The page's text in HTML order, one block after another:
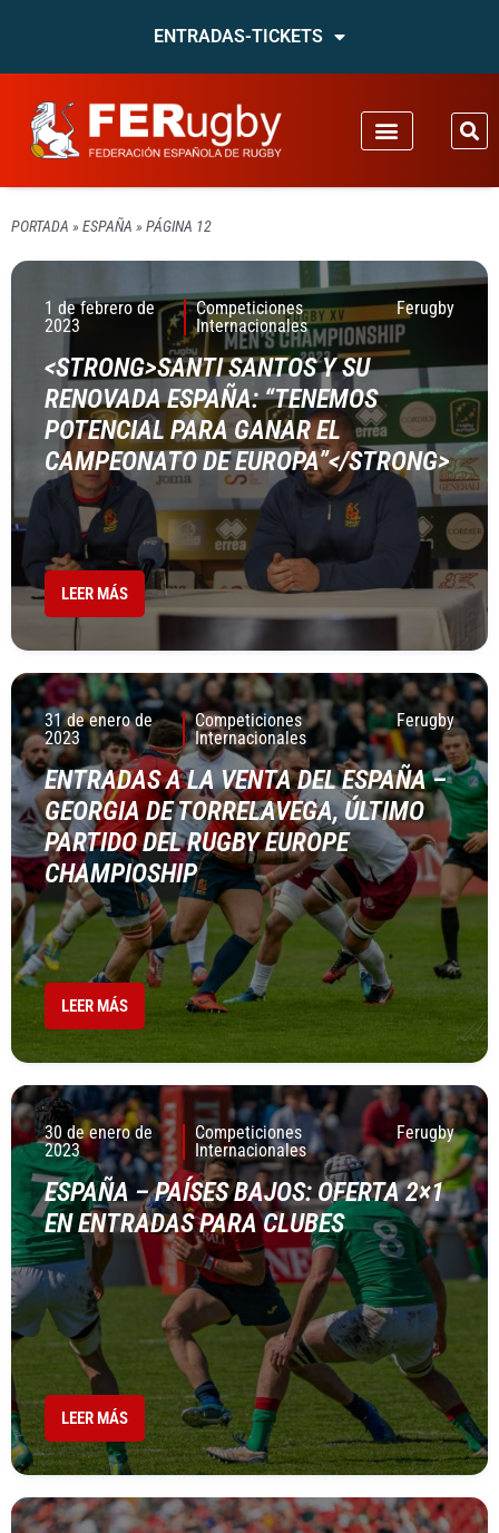
ENTRADAS-TICKETS
PORTADA » ESPAÑA » PÁGINA 12
1 de febrero de
2023
Competiciones
Internacionales
Ferugby
<STRONG>SANTI SANTOS Y SU
RENOVADA ESPAÑA: “TENEMOS
POTENCIAL PARA GANAR EL
CAMPEONATO DE EUROPA”</STRONG>
LEER MÁS
31 de enero de
2023
Competiciones
Internacionales
Ferugby
ENTRADAS A LA VENTA DEL ESPAÑA –
GEORGIA DE TORRELAVEGA, ÚLTIMO
PARTIDO DEL RUGBY EUROPE
CHAMPIOSHIP
LEER MÁS
30 de enero de
2023
Competiciones
Internacionales
Ferugby
ESPAÑA – PAÍSES BAJOS: OFERTA 2×1
EN ENTRADAS PARA CLUBES
LEER MÁS